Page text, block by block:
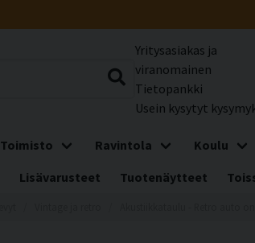
Yritysasiakas ja
viranomainen
Tietopankki
Usein kysytyt
Toimisto Ravintola Koulu
Lisävarusteet Tuotenäytteet